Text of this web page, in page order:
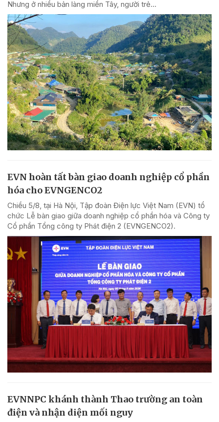
Nhưng ở nhiều bản làng miền Tây, người trẻ...
EVN hoàn tất bàn giao doanh nghiệp cổ phần
hóa cho EVNGENCO2
Chiều 5/8, tại Hà Nội, Tập đoàn Điện lực Việt Nam (EVN) tổ
chức Lễ bàn giao giữa doanh nghiệp cổ phần hóa và Công ty
Cổ phần Tổng công ty Phát điện 2 (EVNGENCO2).
EVNNPC khánh thành Thao trường an toàn
điện và nhận diện mối nguy